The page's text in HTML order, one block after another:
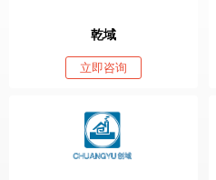
乾域
立即咨询